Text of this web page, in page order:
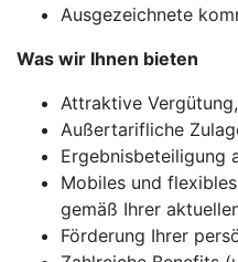
Ausgezeichnete
Was wir Ihnen bieten
Attraktive
Außertarifliche
Ergebnisbeteiligung
Mobiles und
gemäß Ihrer
Förderung Ihrer